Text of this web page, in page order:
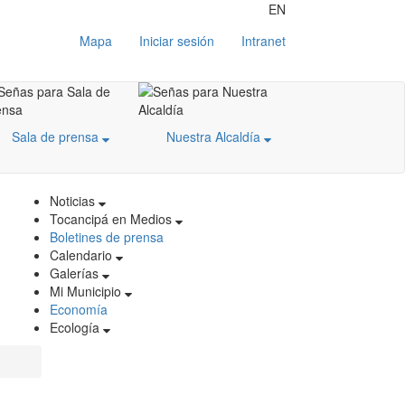
EN
Mapa
Iniciar sesión Intranet
Sala de prensa
Nuestra Alcaldía
Noticias
Tocancipá en Medios
Boletines de prensa
Calendario
Galerías
Mi Municipio
Economía
Ecología